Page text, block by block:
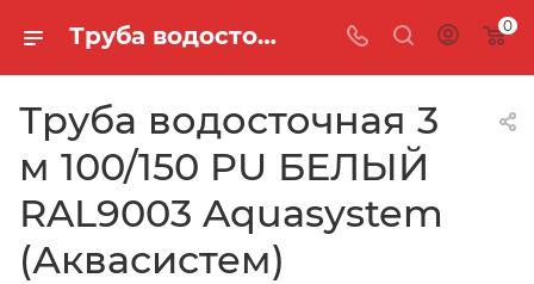
Труба водосточная 3 м 100/150 PU БЕЛЫЙ RAL9003 Aquasystem (Аквасистем) 0
Труба водосточная 3
м 100/150 PU БЕЛЫЙ
RAL9003 Aquasystem
(Аквасистем)